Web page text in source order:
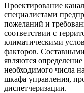
Проектирование
специалистами
пожеланий и
соответствии с
климатическими
факторов.
являются
необходимого числа
шкафа управления,
диспетчеризации.